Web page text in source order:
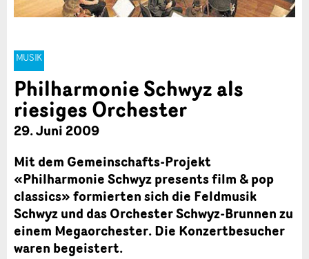
MUSIK
Philharmonie Schwyz als
riesiges Orchester
29. Juni 2009
Mit dem Gemeinschafts-Projekt
«Philharmonie Schwyz presents film & pop
classics» formierten sich die Feldmusik
Schwyz und das Orchester Schwyz-Brunnen zu
einem Megaorchester. Die Konzertbesucher
waren begeistert.